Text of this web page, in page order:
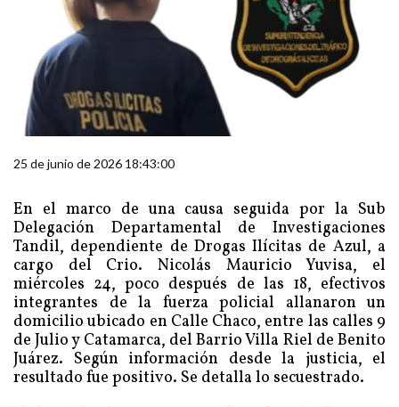
25 de junio de 2026 18:43:00
En el marco de una causa seguida por la Sub
Delegación Departamental de Investigaciones
Tandil, dependiente de Drogas Ilícitas de Azul, a
cargo del Crio. Nicolás Mauricio Yuvisa, el
miércoles 24, poco después de las 18, efectivos
integrantes de la fuerza policial allanaron un
domicilio ubicado en Calle Chaco, entre las calles 9
de Julio y Catamarca, del Barrio Villa Riel de Benito
Juárez. Según información desde la justicia, el
resultado fue positivo. Se detalla lo secuestrado.